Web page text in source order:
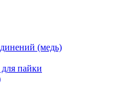
(медь)
пайки